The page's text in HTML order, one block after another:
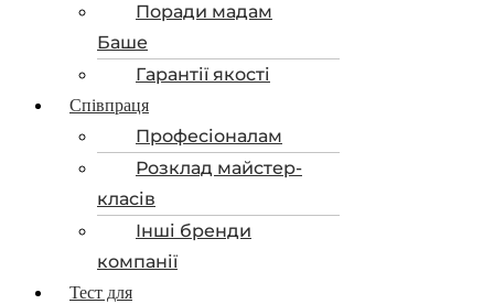
Поради мадам
Баше
Гарантії якості
Співпраця
Професіоналам
Розклад майстер-
класів
Інші бренди
компанії
Тест для